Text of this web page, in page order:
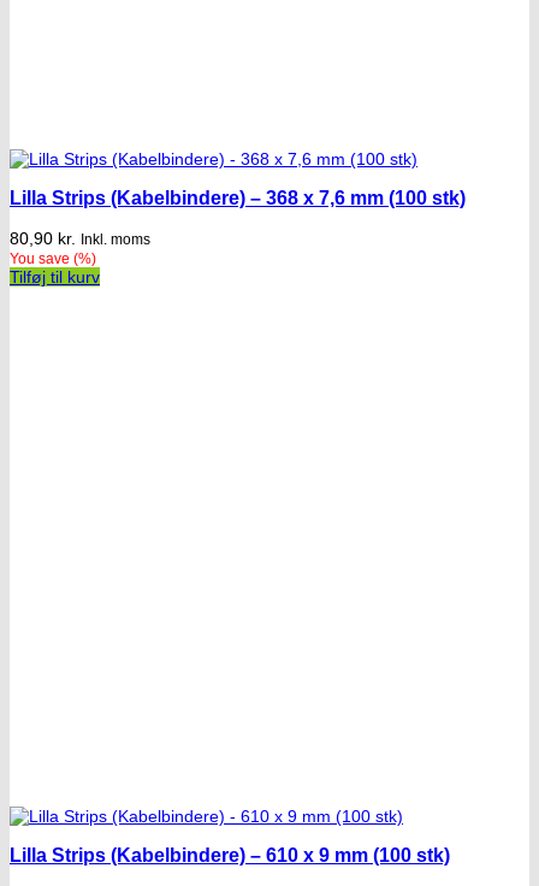
Lilla Strips (Kabelbindere) – 368 x 7,6 mm (100 stk)
80,90 kr. Inkl. moms
You save (%)
Tilføj til kurv
Lilla Strips (Kabelbindere) – 610 x 9 mm (100 stk)